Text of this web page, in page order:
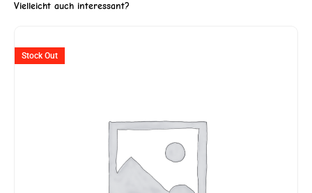
Vielleicht auch interessant?
Stock Out